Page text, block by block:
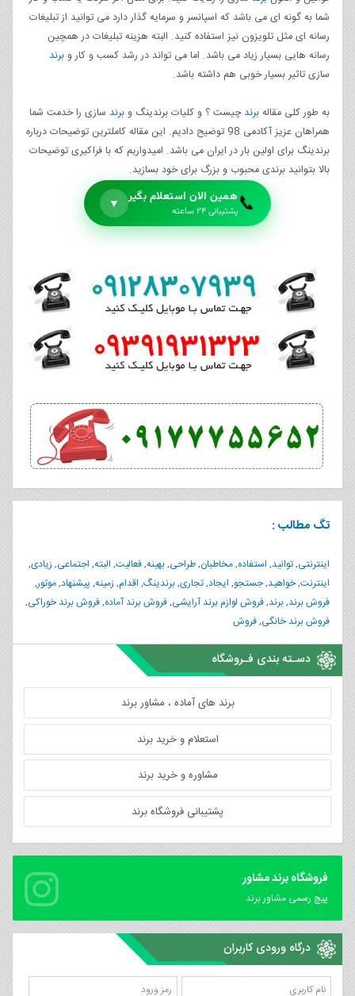
شما به گونه ای می باشد که اسپانسر و سرمایه گذار دارد می توانید از تبلیغات
رسانه ای مثل تلویزون نیز استفاده کنید. البته هزینه تبلیغات در همچین
رسانه هایی بسیار زیاد می باشد. اما می تواند در رشد کسب و کار وبرند
سازی تاثیر بسیار خوبی هم داشته باشد.
به طور کلی مقالهبرندچیست ؟ و کلیات برندینگ وبرند سازی را خدمت شما
همراهان عزیز آکادمی 98 توضیح دادیم. این مقاله کاملترین توضیحات درباره
برندینگ برای اولین بار در ایران می باشد. امیدواریم که با فراکیری توضیحات
بالا بتوانید برندی محبوب و بزرگ برای خود بسازید.
📞همین الان استعلام بگیر
پشتیبانی ۲۴ ساعته
▼
تگ مطالب :
اینترنتی,توانید, استفاده,مخاطبان,طراحی,بهینه,فعالیت, البته, اجتماعی, زیادی,
اینترنت,خواهید,جستجو, ایجاد,تجاری,برندینگ, اقدام, زمینه, پیشنهاد,موتور,
فروش برند,برند,فروش لوازم برند آرایشی,فروش برند آماده,فروش برند خوراکی,
فروش برند خانگی,فروش
دسـته بندی فـروشگاه
برند های آماده ، مشاور برند
استعلام و خرید برند
مشاوره و خرید برند
پشتیبانی فروشگاه برند
فروشگاه برند مشاور
پیچ رسمی مشاور برند
درگاه ورودی کاربران